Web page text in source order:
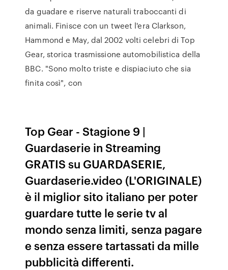
da guadare e riserve naturali traboccanti di
animali. Finisce con un tweet l'era Clarkson,
Hammond e May, dal 2002 volti celebri di Top
Gear, storica trasmissione automobilistica della
BBC. "Sono molto triste e dispiaciuto che sia
finita così", con
Top Gear - Stagione 9 |
Guardaserie in Streaming
GRATIS su GUARDASERIE,
Guardaserie.video (L'ORIGINALE)
è il miglior sito italiano per poter
guardare tutte le serie tv al
mondo senza limiti, senza pagare
e senza essere tartassati da mille
pubblicità differenti.